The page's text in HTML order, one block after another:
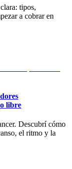
tipos,
a cobrar en
libre
Descubrí cómo
el ritmo y la